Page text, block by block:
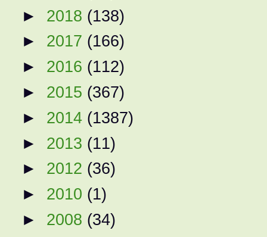
► 2018 (138)
► 2017 (166)
► 2016 (112)
► 2015 (367)
► 2014 (1387)
► 2013 (11)
► 2012 (36)
► 2010 (1)
► 2008 (34)